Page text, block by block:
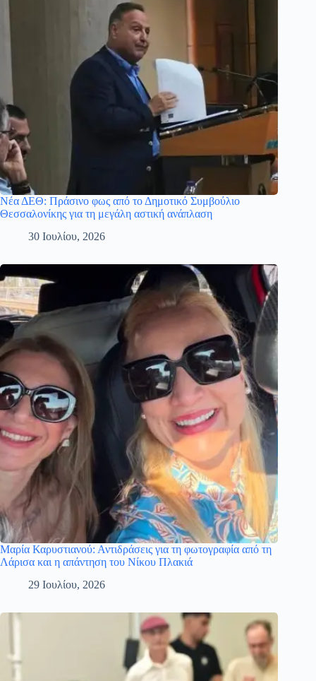
Νέα ΔΕΘ: Πράσινο φως από το Δημοτικό Συμβούλιο
Θεσσαλονίκης για τη μεγάλη αστική ανάπλαση
30 Ιουλίου, 2026
Μαρία Καρυστιανού: Αντιδράσεις για τη φωτογραφία από τη
Λάρισα και η απάντηση του Νίκου Πλακιά
29 Ιουλίου, 2026